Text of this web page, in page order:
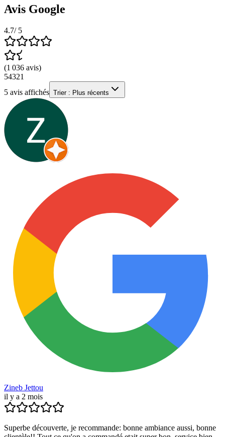
Avis Google
4.7/ 5
(1 036 avis)
54321
5 avis affichés Trier : Plus récents
Zineb Jettou
il y a 2 mois
Superbe découverte, je recommande: bonne ambiance aussi, bonne